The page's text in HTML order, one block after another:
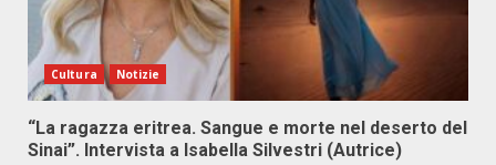
Cultura Notizie
“La ragazza eritrea. Sangue e morte nel deserto del
Sinai”. Intervista a Isabella Silvestri (Autrice)